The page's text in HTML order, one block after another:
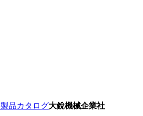
品カタログ大銳機械企業社